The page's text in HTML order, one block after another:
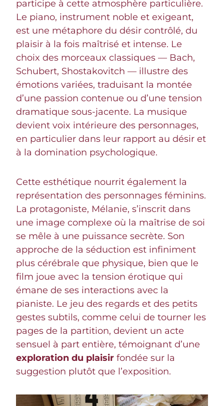
participe à cette atmosphère particulière.
Le piano, instrument noble et exigeant,
est une métaphore du désir contrôlé, du
plaisir à la fois maîtrisé et intense. Le
choix des morceaux classiques — Bach,
Schubert, Shostakovitch — illustre des
émotions variées, traduisant la montée
d’une passion contenue ou d’une tension
dramatique sous-jacente. La musique
devient voix intérieure des personnages,
en particulier dans leur rapport au désir et
à la domination psychologique.
Cette esthétique nourrit également la
représentation des personnages féminins.
La protagoniste, Mélanie, s’inscrit dans
une image complexe où la maîtrise de soi
se mêle à une puissance secrète. Son
approche de la séduction est infiniment
plus cérébrale que physique, bien que le
film joue avec la tension érotique qui
émane de ses interactions avec la
pianiste. Le jeu des regards et des petits
gestes subtils, comme celui de tourner les
pages de la partition, devient un acte
sensuel à part entière, témoignant d’une
exploration du plaisir fondée sur la
suggestion plutôt que l’exposition.